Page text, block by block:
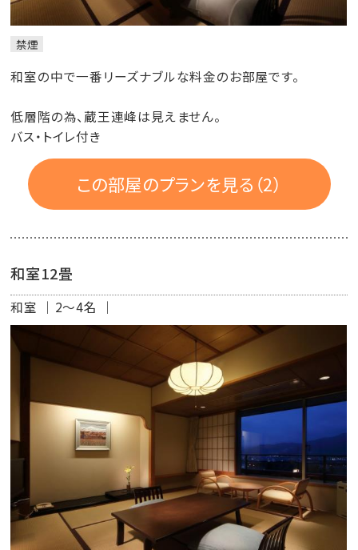
禁煙
和室の中で一番リーズナブルな料金のお部屋です。
低層階の為、蔵王連峰は見えません。
バス・トイレ付き
この部屋のプランを見る（2）
和室12畳
和室 2～4名